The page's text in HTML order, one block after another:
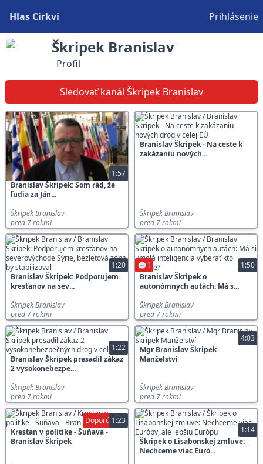
Hlas Cirkvi Prihlásenie
Škripek Branislav
Profil
Sledovať kanál Škripek Branislav
1:57
Branislav Škripek: Som rád, že
ľudia za Ján...
Škripek Branislav
pred 7 rokmi
Branislav Škripek - Na ceste k
zakázaniu nových...
Škripek Branislav
pred 7 rokmi
1:20
Branislav Škripek: Podporujem
kresťanov na sev...
Škripek Branislav
pred 7 rokmi
1:50
1
Branislav Škripek o
autonómnych autách: Má s...
Škripek Branislav
pred 7 rokmi
1:22
Branislav Škripek presadil zákaz
2 vysokonebezpe...
Škripek Branislav
pred 7 rokmi
4:03
Mgr Branislav Škripek
Manželství
Škripek Branislav
pred 7 rokmi
Doporúčené
1:23
Kresťan v politike - Šuňava -
Branislav Škripek
1:14
Škripek o Lisabonskej zmluve:
Nechceme viac Euró...